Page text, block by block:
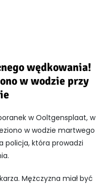
wędkowania!
w wodzie przy
w Ooltgensplaat, w
w wodzie martwego
policja, która prowadzi
Mężczyzna miał być